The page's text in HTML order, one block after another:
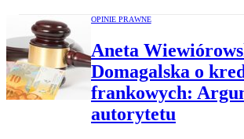
OPINIE PRAWNE
Aneta
Domagalska o
frankowych:
autorytetu